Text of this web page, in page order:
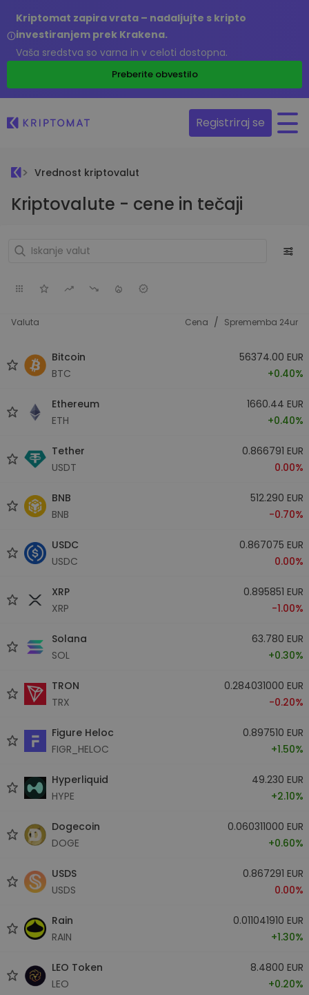
Kriptomat zapira vrata – nadaljujte s kripto
investiranjem prek Krakena.
Vaša sredstva so varna in v celoti dostopna.
Preberite obvestilo
Registriraj se
Vrednost kriptovalut
Kriptovalute - cene in tečaji
Valuta Cena / Sprememba 24ur
Bitcoin
BTC
56374.00 EUR
+0.40%
Ethereum
ETH
1660.44 EUR
+0.40%
Tether
USDT
0.866791 EUR
0.00%
BNB
BNB
512.290 EUR
-0.70%
USDC
USDC
0.867075 EUR
0.00%
XRP
XRP
0.895851 EUR
-1.00%
Solana
SOL
63.780 EUR
+0.30%
TRON
TRX
0.284031000 EUR
-0.20%
Figure Heloc
FIGR_HELOC
0.897510 EUR
+1.50%
Hyperliquid
HYPE
49.230 EUR
+2.10%
Dogecoin
DOGE
0.060311000 EUR
+0.60%
USDS
USDS
0.867291 EUR
0.00%
Rain
RAIN
0.011041910 EUR
+1.30%
LEO Token
LEO
8.4800 EUR
+0.20%